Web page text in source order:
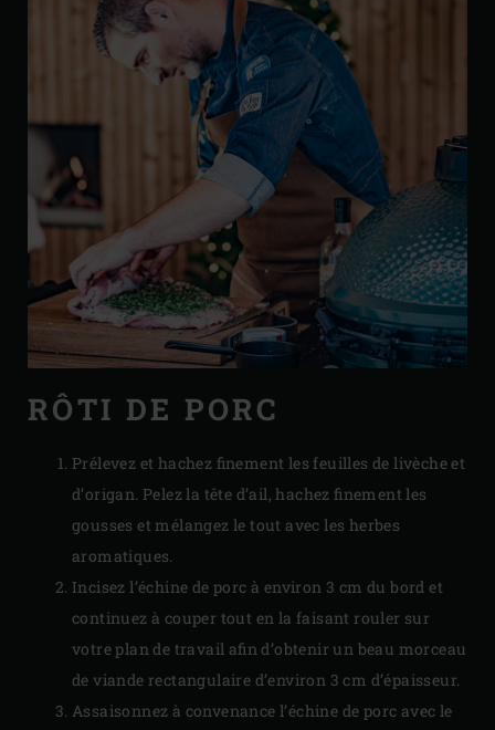
RÔTI DE PORC
Prélevez et hachez finement les feuilles de livèche et
d’origan. Pelez la tête d’ail, hachez finement les
gousses et mélangez le tout avec les herbes
aromatiques.
Incisez l’échine de porc à environ 3 cm du bord et
continuez à couper tout en la faisant rouler sur
votre plan de travail afin d’obtenir un beau morceau
de viande rectangulaire d’environ 3 cm d’épaisseur.
Assaisonnez à convenance l’échine de porc avec le